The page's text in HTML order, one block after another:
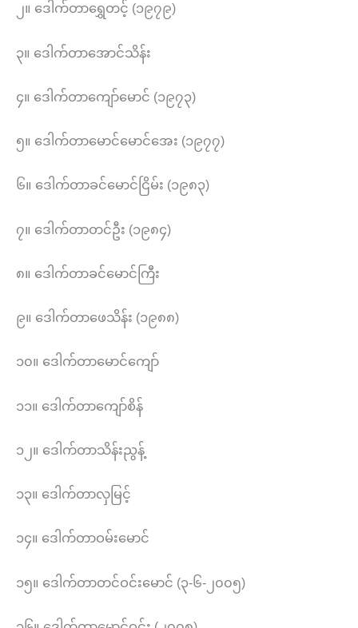
၂။ ဒေါက်တာရွှေတင့် (၁၉၇၉)
၃။ ဒေါက်တာအောင်သိန်း
၄။ ဒေါက်တာကျော်မောင် (၁၉၇၃)
၅။ ဒေါက်တာမောင်မောင်အေး (၁၉၇၇)
၆။ ဒေါက်တာခင်မောင်ငြိမ်း (၁၉၈၃)
၇။ ဒေါက်တာတင်ဦး (၁၉၈၄)
၈။ ဒေါက်တာခင်မောင်ကြီး
၉။ ဒေါက်တာဖေသိန်း (၁၉၈၈)
၁၀။ ဒေါက်တာမောင်ကျော်
၁၁။ ဒေါက်တာကျော်စိန်
၁၂။ ဒေါက်တာသိန်းညွန့်
၁၃။ ဒေါက်တာလှမြင့်
၁၄။ ဒေါက်တာဝမ်းမောင်
၁၅။ ဒေါက်တာတင်ဝင်းမောင် (၃-၆-၂၀၀၅)